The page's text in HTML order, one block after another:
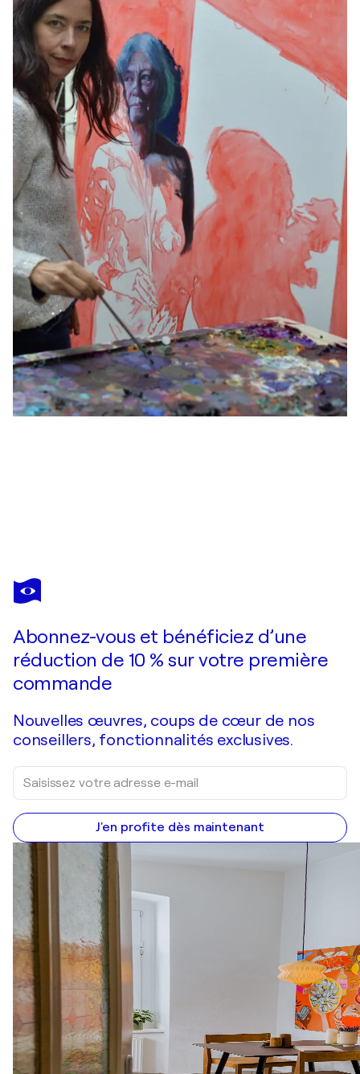
FRANCIEN KRIEG
Alone with my thoughts
Abonnez-vous et bénéficiez d’une
réduction de 10 % sur votre première
commande
Nouvelles œuvres, coups de cœur de nos
conseillers, fonctionnalités exclusives.
J'en profite dès maintenant